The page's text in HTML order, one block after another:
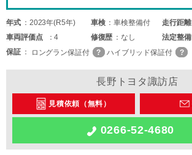
年式 2023年(R5年) 車検 車検整備付 走行距離
車両評価点 4 修復歴 なし 法定整備
保証
ロングラン保証付 ハイブリッド保証付
長野トヨタ諏訪店
見積依頼（無料）
0266-52-4680